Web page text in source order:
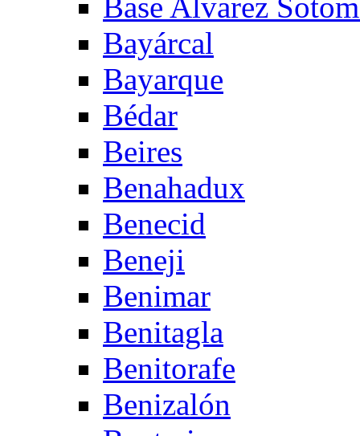
Bayárcal
Bayarque
Bédar
Beires
Benahadux
Benecid
Beneji
Benimar
Benitagla
Benitorafe
Benizalón